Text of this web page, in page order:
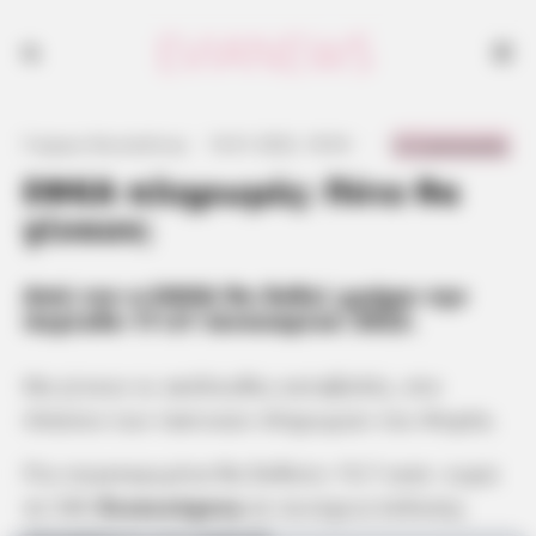
ΕΦΚΑ πληρωμές: Πότε θα
γίνουν;
Από τον e-ΕΦΚΑ θα δοθεί χρήμα την
περίοδο 17-21 Ιανουαρίου 2022.
δικαιούχους